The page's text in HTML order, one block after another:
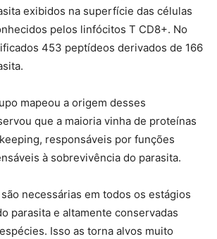
exibidos na superfície das células
pelos linfócitos T CD8+. No
453 peptídeos derivados de 166
mapeou a origem desses
que a maioria vinha de proteínas
responsáveis por funções
à sobrevivência do parasita.
necessárias em todos os estágios
parasita e altamente conservadas
Isso as torna alvos muito